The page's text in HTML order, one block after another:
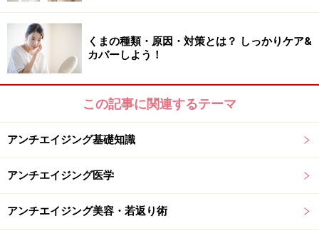
くまの種類・原因・対策とは？ しっかりケア&
カバーしよう！
この記事に関連するテーマ
アンチエイジング基礎知識
アンチエイジング医学
アンチエイジング美容・若返り術